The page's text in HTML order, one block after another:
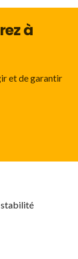
à
et de garantir
stabilité